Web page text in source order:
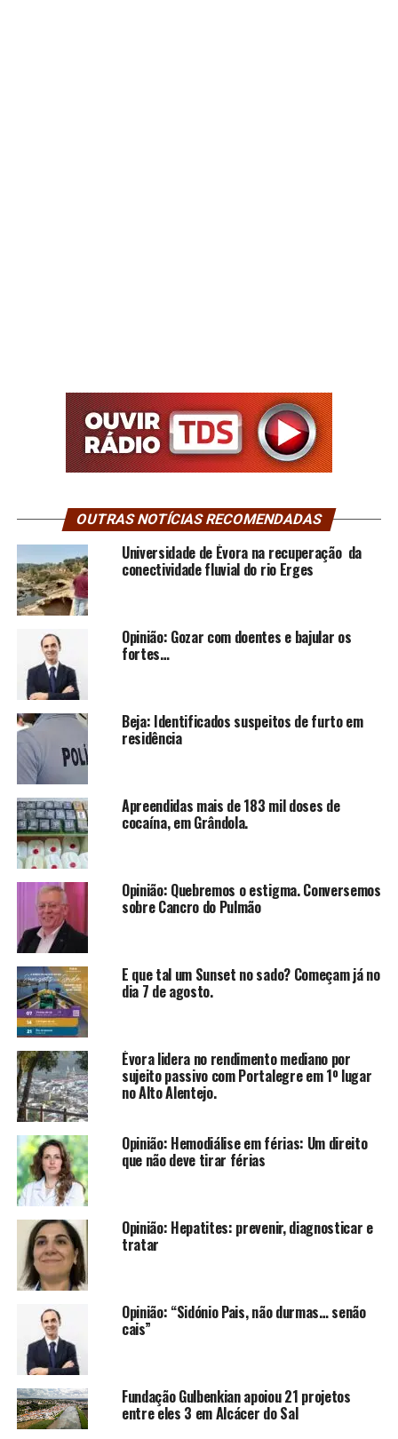
OUTRAS NOTÍCIAS RECOMENDADAS
Universidade de Évora na recuperação da
conectividade fluvial do rio Erges
Opinião: Gozar com doentes e bajular os
fortes…
Beja: Identificados suspeitos de furto em
residência
Apreendidas mais de 183 mil doses de
cocaína, em Grândola.
Opinião: Quebremos o estigma. Conversemos
sobre Cancro do Pulmão
E que tal um Sunset no sado? Começam já no
dia 7 de agosto.
Évora lidera no rendimento mediano por
sujeito passivo com Portalegre em 1º lugar
no Alto Alentejo.
Opinião: Hemodiálise em férias: Um direito
que não deve tirar férias
Opinião: Hepatites: prevenir, diagnosticar e
tratar
Opinião: “Sidónio Pais, não durmas… senão
cais”
Fundação Gulbenkian apoiou 21 projetos
entre eles 3 em Alcácer do Sal